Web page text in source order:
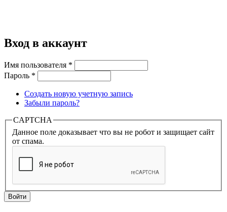
Вход в аккаунт
Имя пользователя *
Пароль *
Создать новую учетную запись
Забыли пароль?
CAPTCHA
Данное поле доказывает что вы не робот и защищает сайт
от спама.